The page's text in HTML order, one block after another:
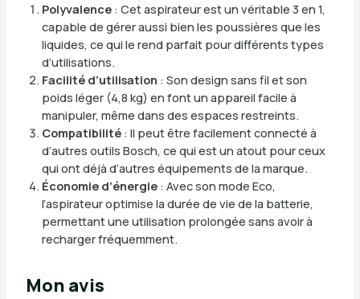
Polyvalence: Cet aspirateur est un véritable 3 en 1,
capable de gérer aussi bien les poussières que les
liquides, ce qui le rend parfait pour différents types
d’utilisations.
Facilité d’utilisation : Son design sans fil et son
poids léger (4,8 kg) en font un appareil facile à
manipuler, même dans des espaces restreints.
Compatibilité: Il peut être facilement connecté à
d’autres outils Bosch, ce qui est un atout pour ceux
qui ont déjà d’autres équipements de la marque.
Économie d’énergie: Avec son mode Eco,
l’aspirateur optimise la durée de vie de la batterie,
permettant une utilisation prolongée sans avoir à
recharger fréquemment.
Mon avis